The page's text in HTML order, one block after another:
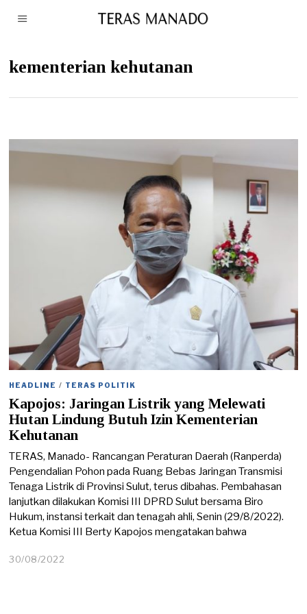
kementerian kehutanan
HEADLINE / TERAS POLITIK
Kapojos: Jaringan Listrik yang Melewati
Hutan Lindung Butuh Izin Kementerian
Kehutanan
TERAS, Manado- Rancangan Peraturan Daerah (Ranperda)
Pengendalian Pohon pada Ruang Bebas Jaringan Transmisi
Tenaga Listrik di Provinsi Sulut, terus dibahas. Pembahasan
lanjutkan dilakukan Komisi III DPRD Sulut bersama Biro
Hukum, instansi terkait dan tenagah ahli, Senin (29/8/2022).
Ketua Komisi III Berty Kapojos mengatakan bahwa
30/08/2022